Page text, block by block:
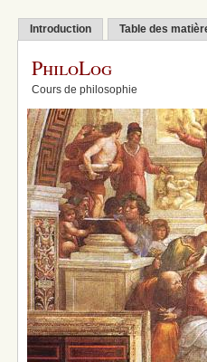
Introduction Table des
PhiloLog
Cours de philosophie